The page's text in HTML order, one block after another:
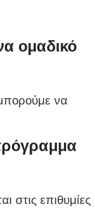
ομαδικό
να
στις επιθυμίες